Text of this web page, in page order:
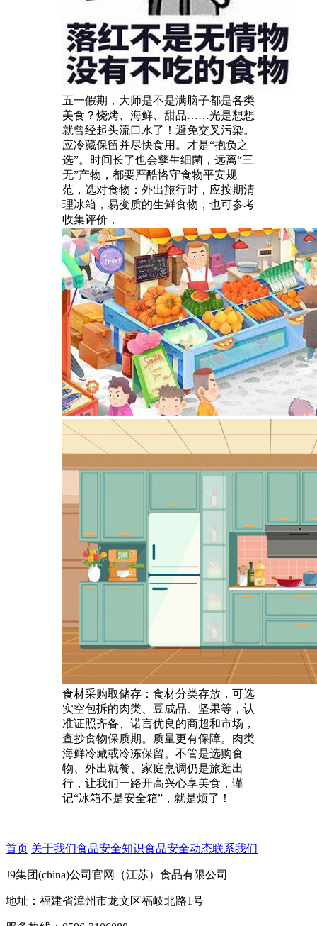
五一假期，大师是不是满脑子都是各类
美食？烧烤、海鲜、甜品……光是想想
就曾经起头流口水了！避免交叉污染。
应冷藏保留并尽快食用。才是“抱负之
选”。时间长了也会孳生细菌，远离“三
无”产物，都要严酷恪守食物平安规
范，选对食物：外出旅行时，应按期清
理冰箱，易变质的生鲜食物，也可参考
收集评价，
食材采购取储存：食材分类存放，可选
实空包拆的肉类、豆成品、坚果等，认
准证照齐备、诺言优良的商超和市场，
查抄食物保质期。质量更有保障。肉类
海鲜冷藏或冷冻保留。不管是选购食
物、外出就餐、家庭烹调仍是旅逛出
行，让我们一路开高兴心享美食，谨
记“冰箱不是安全箱”，就是烦了！
首页 关于我们食品安全知识食品安全动态联系我们
J9集团(china)公司官网（江苏）食品有限公司
地址：福建省漳州市龙文区福岐北路1号